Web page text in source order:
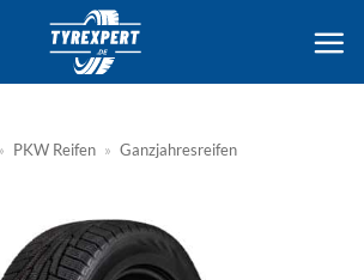
» PKW Reifen » Ganzjahresreifen